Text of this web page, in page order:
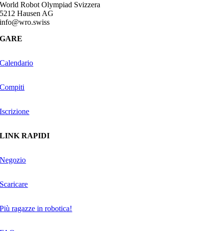
World Robot Olympiad Svizzera
5212 Hausen AG
info@wro.swiss
GARE
Calendario
Compiti
Iscrizione
LINK RAPIDI
Negozio
Scaricare
Più ragazze in robotica!